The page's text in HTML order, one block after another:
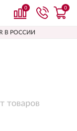
0 0
В РОССИИ
товаров